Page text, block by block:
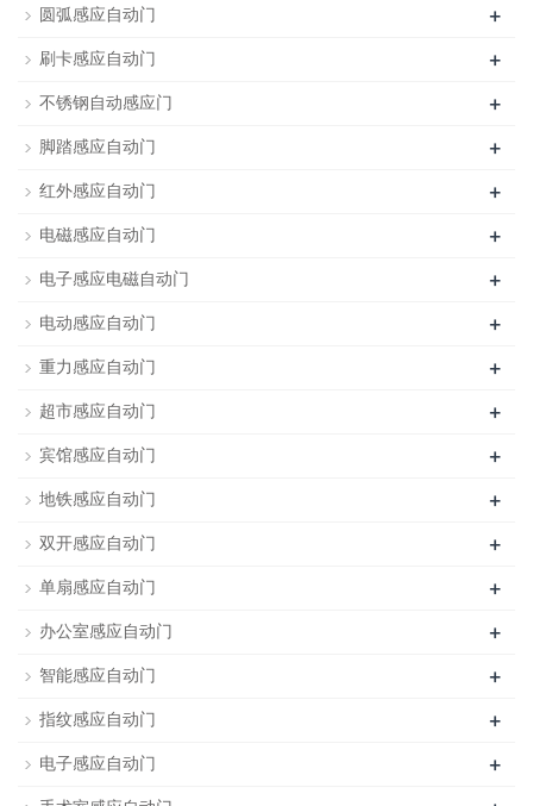
圆弧感应自动门 +
刷卡感应自动门 +
不锈钢自动感应门 +
脚踏感应自动门 +
红外感应自动门 +
电磁感应自动门 +
电子感应电磁自动门 +
电动感应自动门 +
重力感应自动门 +
超市感应自动门 +
宾馆感应自动门 +
地铁感应自动门 +
双开感应自动门 +
单扇感应自动门 +
办公室感应自动门 +
智能感应自动门 +
指纹感应自动门 +
电子感应自动门 +